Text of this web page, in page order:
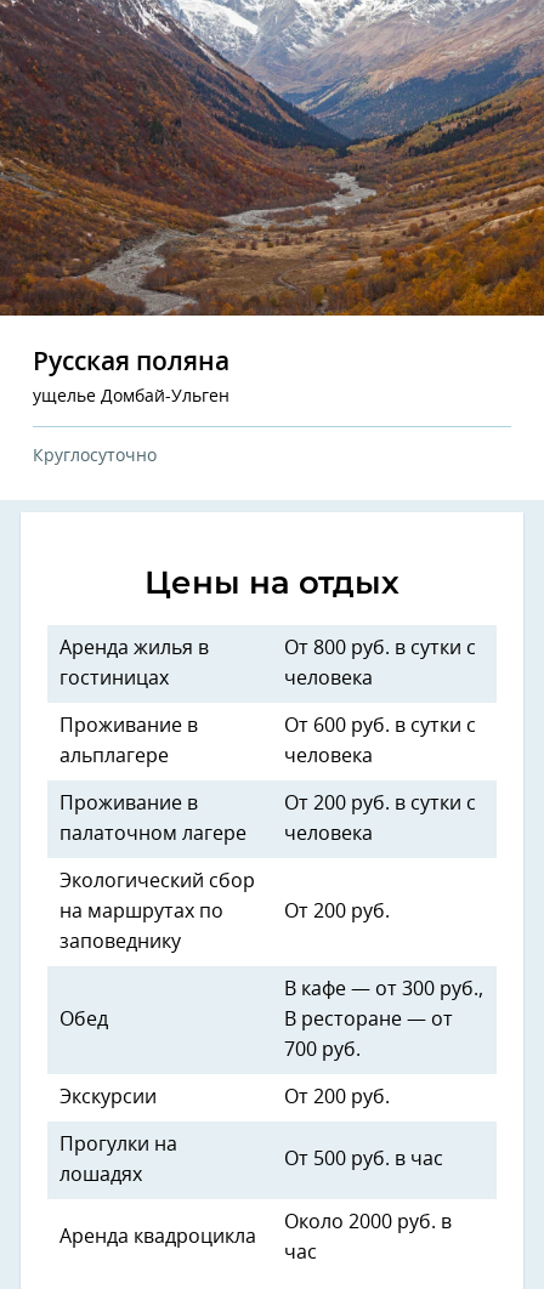
Русская поляна
ущелье Домбай-Ульген
Круглосуточно
Цены на отдых
Аренда жилья в
гостиницах
От 800 руб. в сутки с
человека
Проживание в
альплагере
От 600 руб. в сутки с
человека
Проживание в
палаточном лагере
От 200 руб. в сутки с
человека
Экологический сбор
на маршрутах по
заповеднику
От 200 руб.
Обед
В кафе — от 300 руб.,
В ресторане — от
700 руб.
Экскурсии От 200 руб.
Прогулки на
лошадях
От 500 руб. в час
Аренда квадроцикла
Около 2000 руб. в
час